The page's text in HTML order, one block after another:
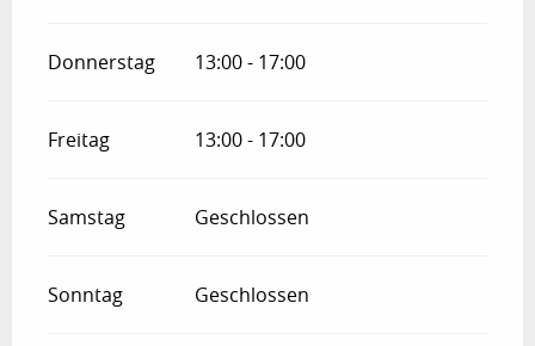
Donnerstag 13:00 - 17:00
Freitag 13:00 - 17:00
Samstag Geschlossen
Sonntag Geschlossen